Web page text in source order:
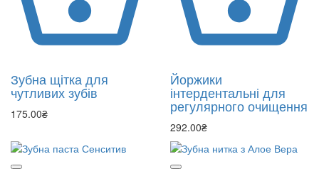
Зубна щітка для
чутливих зубів
175.00₴
Йоржики
інтердентальні для
регулярного очищення
292.00₴